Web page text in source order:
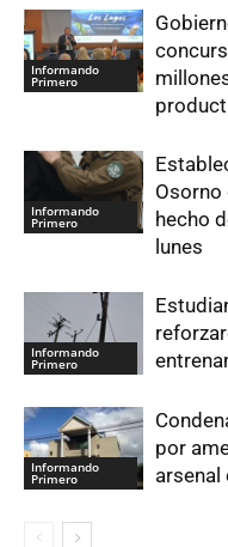
Informando
Primero
Informando
Primero
Osorno
hecho
lunes
Informando
Primero
Informando
Primero
por
arsenal